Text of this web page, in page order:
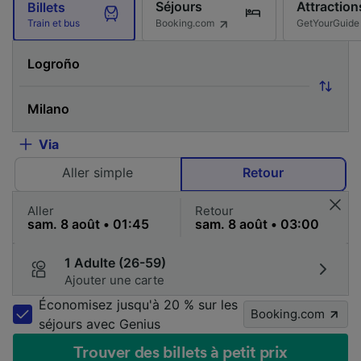
Billets
Train et bus
Séjours
Booking.com GetYourGuide
Via
Aller simple
Retour
Aller Retour
1 Adulte (26-59)
Ajouter une carte
Économisez jusqu'à 20 % sur les
séjours avec Genius
Booking.com
Trouver des billets à petit prix